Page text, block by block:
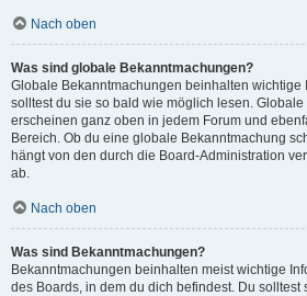
Nach oben
Was sind globale Bekanntmachungen?
Globale Bekanntmachungen beinhalten wichtige
solltest du sie so bald wie möglich lesen.
erscheinen ganz oben in jedem Forum und
Bereich. Ob du eine globale Bekanntmachung
hängt von den durch die Board-Administration
ab.
Nach oben
Was sind Bekanntmachungen?
Bekanntmachungen beinhalten meist wichtige
des Boards, in dem du dich befindest. Du solltest